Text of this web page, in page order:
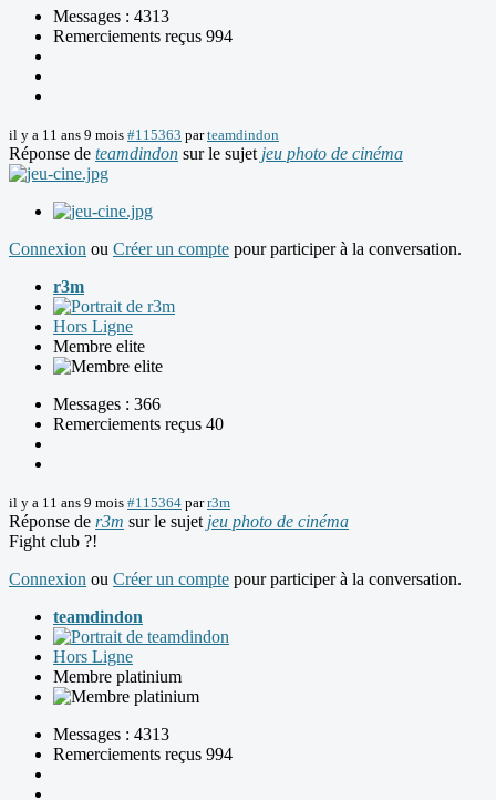
Messages : 4313
Remerciements reçus 994
il y a 11 ans 9 mois #115363 parteamdindon
Réponse de teamdindon sur le sujet jeu photo de cinéma
Connexion ou Créer un compte pour participer à la conversation.
r3m
Hors Ligne
Membre elite
Messages : 366
Remerciements reçus 40
il y a 11 ans 9 mois #115364 parr3m
Réponse de r3m sur le sujet jeu photo de cinéma
Fight club ?!
Connexion ou Créer un compte pour participer à la conversation.
teamdindon
Hors Ligne
Membre platinium
Messages : 4313
Remerciements reçus 994